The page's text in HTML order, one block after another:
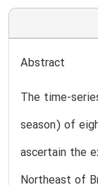
Abstract
The time-
season) of
ascertain the
Northeast of